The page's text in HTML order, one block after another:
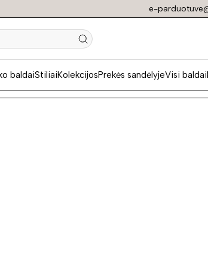
e-
baldaiStiliaiKolekcijosPrekės sandėlyjeVisi baldai